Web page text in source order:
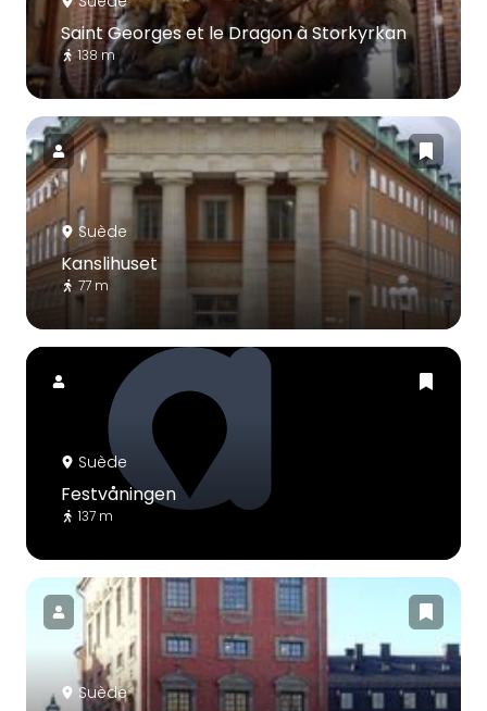
Saint Georges et le Dragon à Storkyrkan
138 m
Suède
Kanslihuset
77 m
Suède
Festvåningen
137 m
Suède